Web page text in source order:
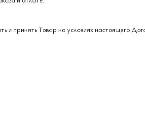
и принять Товар на условиях настоящего